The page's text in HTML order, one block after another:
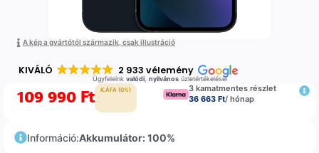
A kép a gyártótól származik, csak illustráció
KIVÁLÓ 2 933 vélemény
Ügyfeleink valódi, nyilvánosüzletértékelései
109 990 Ft K.ÁFA (0%)
3 kamatmentes részlet
36 663 Ft/ hónap
Információ:Akkumulátor: 100%